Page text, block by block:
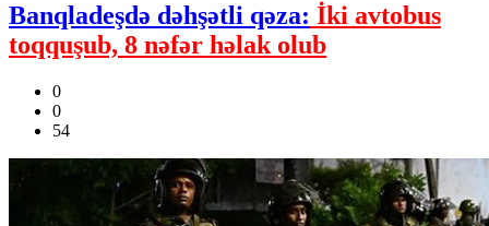
Banqladeşdə dəhşətli qəza: İki avtobus
toqquşub, 8 nəfər həlak olub
0
0
54